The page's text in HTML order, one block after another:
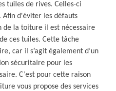
tuiles de rives. Celles-ci
Afin d'éviter les défauts
la toiture il est nécessaire
ces tuiles. Cette tâche
car il s’agit également d’un
sécuritaire pour les
C'est pour cette raison
vous propose des services